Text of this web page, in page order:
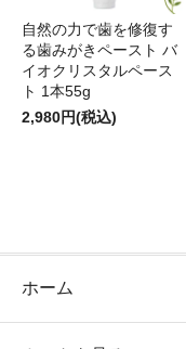
自然の力で歯を修復す
る歯みがきペースト バ
イオクリスタルペース
ト 1本55g
2,980円(税込)
ホーム